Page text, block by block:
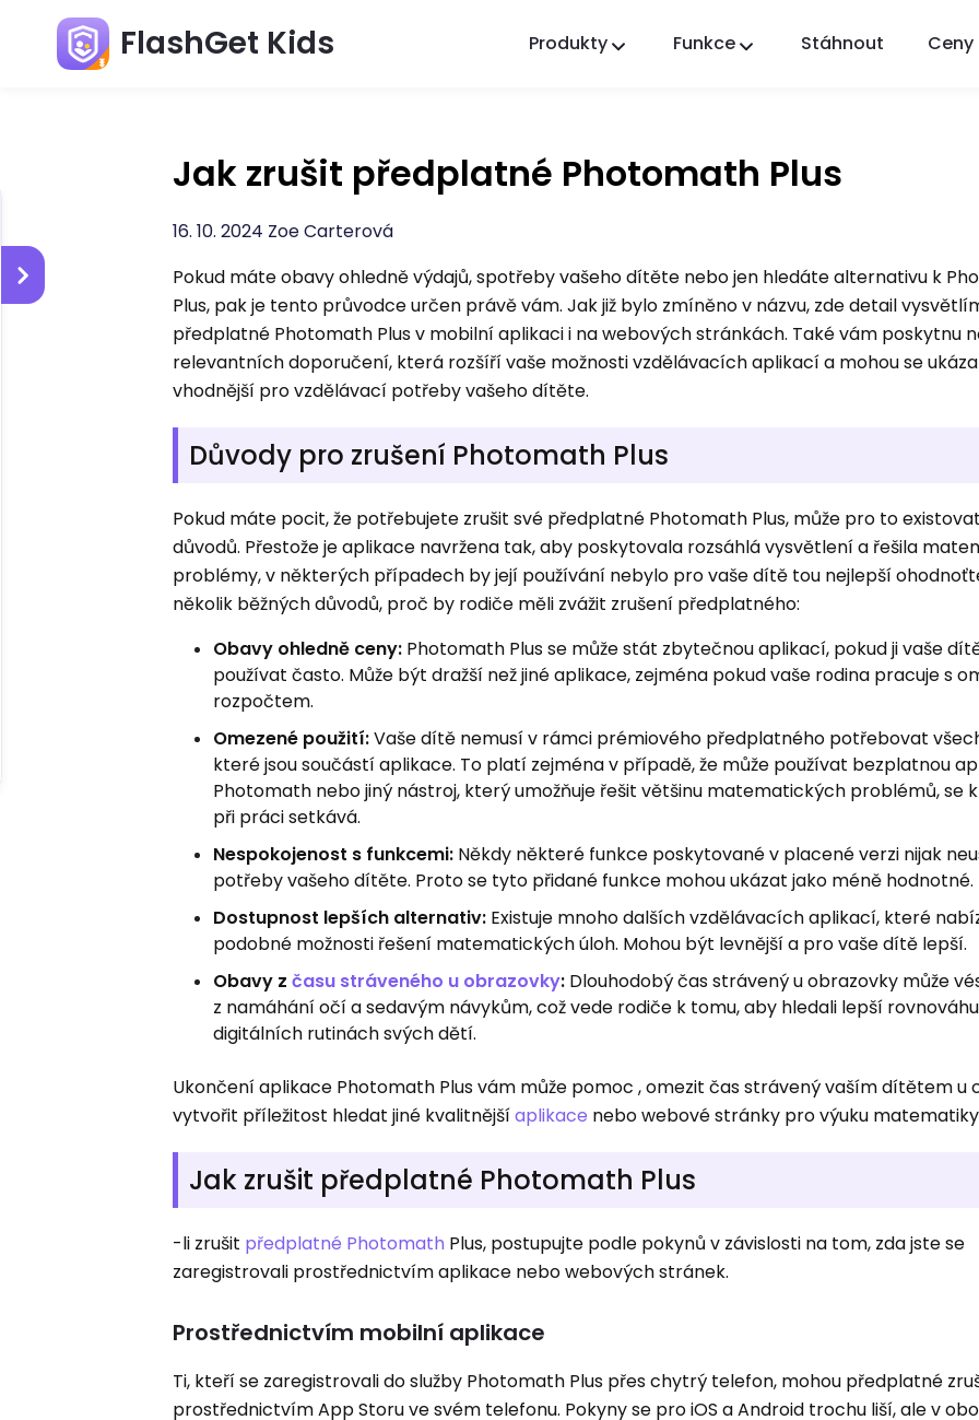
FlashGet Kids Produkty
FlashGet Finder
Funkce Stáhnout Ceny
Jak zrušit předplatné Photomath Plus
16. 10. 2024 Zoe Carterová
Pokud máte obavy ohledně výdajů, spotřeby vašeho dítěte nebo jen hledáte alternativu k
Plus, pak je tento průvodce určen právě vám. Jak již bylo zmíněno v názvu, zde detail
předplatné Photomath Plus v mobilní aplikaci i na webových stránkách. Také vám poskytnu
relevantních doporučení, která rozšíří vaše možnosti vzdělávacích aplikací a mohou se
vhodnější pro vzdělávací potřeby vašeho dítěte.
Důvody pro zrušení Photomath Plus
Pokud máte pocit, že potřebujete zrušit své předplatné Photomath Plus, může pro to
důvodů. Přestože je aplikace navržena tak, aby poskytovala rozsáhlá vysvětlení a řešila
problémy, v některých případech by její používání nebylo pro vaše dítě tou nejlepší
několik běžných důvodů, proč by rodiče měli zvážit zrušení předplatného:
Obavy ohledně ceny: Photomath Plus se může stát zbytečnou aplikací, pokud ji vaše
používat často. Může být dražší než jiné aplikace, zejména pokud vaše rodina pracuje s
rozpočtem.
Omezené použití:Vaše dítě nemusí v rámci prémiového předplatného potřebovat
které jsou součástí aplikace. To platí zejména v případě, že může používat bezplatnou
Photomath nebo jiný nástroj, který umožňuje řešit většinu matematických problémů, se
při práci setkává.
Nespokojenost s funkcemi: Někdy některé funkce poskytované v placené verzi nijak
potřeby vašeho dítěte. Proto se tyto přidané funkce mohou ukázat jako méně hodnotné.
Dostupnost lepších alternativ: Existuje mnoho dalších vzdělávacích aplikací, které
podobné možnosti řešení matematických úloh. Mohou být levnější a pro vaše dítě lepší.
Obavy zčasu stráveného u obrazovky: Dlouhodobý čas strávený u obrazovky může
z namáhání očí a sedavým návykům, což vede rodiče k tomu, aby hledali lepší
digitálních rutinách svých dětí.
Ukončení aplikace Photomath Plus vám může pomoc , omezit čas strávený vaším dítětem u
vytvořit příležitost hledat jiné kvalitnějšíaplikace nebo webové stránky pro výuku
Jak zrušit předplatné Photomath Plus
-li zrušit předplatné Photomath Plus, postupujte podle pokynů v závislosti na tom, zda jste se
zaregistrovali prostřednictvím aplikace nebo webových stránek.
Prostřednictvím mobilní aplikace
Ti, kteří se zaregistrovali do služby Photomath Plus přes chytrý telefon, mohou předplatné
prostřednictvím App Storu ve svém telefonu. Pokyny se pro iOS a Android trochu liší, ale v